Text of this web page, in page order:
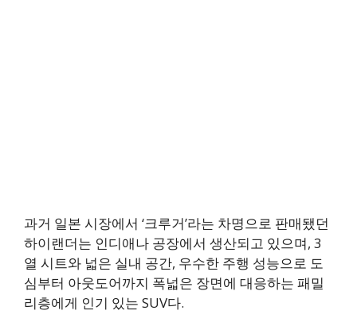
과거 일본 시장에서 ‘크루거’라는 차명으로 판매됐던
하이랜더는 인디애나 공장에서 생산되고 있으며, 3
열 시트와 넓은 실내 공간, 우수한 주행 성능으로 도
심부터 아웃도어까지 폭넓은 장면에 대응하는 패밀
리층에게 인기 있는 SUV다.